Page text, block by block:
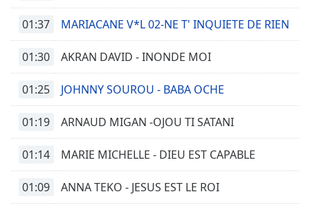
01:37 MARIACANE V*L 02-NE T' INQUIETE DE RIEN
01:30 AKRAN DAVID - INONDE MOI
01:25 JOHNNY SOUROU - BABA OCHE
01:19 ARNAUD MIGAN -OJOU TI SATANI
01:14 MARIE MICHELLE - DIEU EST CAPABLE
01:09 ANNA TEKO - JESUS EST LE ROI